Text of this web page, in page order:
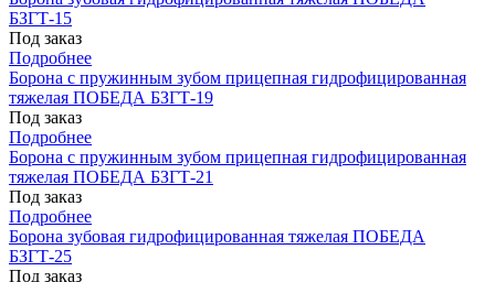
БЗГТ-15
Под заказ
Подробнее
Борона с пружинным зубом прицепная гидрофицированная
тяжелая ПОБЕДА БЗГТ-19
Под заказ
Подробнее
Борона с пружинным зубом прицепная гидрофицированная
тяжелая ПОБЕДА БЗГТ-21
Под заказ
Подробнее
Борона зубовая гидрофицированная тяжелая ПОБЕДА
БЗГТ-25
Под заказ